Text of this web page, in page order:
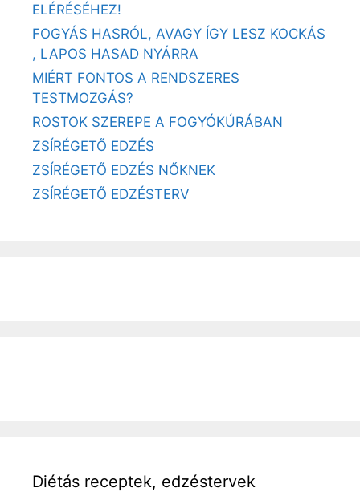
ELÉRÉSÉHEZ!
FOGYÁS HASRÓL, AVAGY ÍGY LESZ KOCKÁS
, LAPOS HASAD NYÁRRA
MIÉRT FONTOS A RENDSZERES
TESTMOZGÁS?
ROSTOK SZEREPE A FOGYÓKÚRÁBAN
ZSÍRÉGETŐ EDZÉS
ZSÍRÉGETŐ EDZÉS NŐKNEK
ZSÍRÉGETŐ EDZÉSTERV
Diétás receptek, edzéstervek